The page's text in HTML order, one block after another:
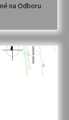
na Odboru